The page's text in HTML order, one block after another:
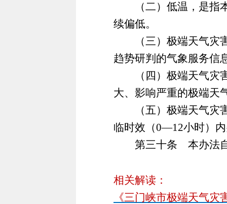
（二）低温，是指本
续偏低。
（三）极端天气灾害
趋势研判的气象服务信
（四）极端天气灾害
大、影响严重的极端天
（五）极端天气灾害
临时效（0—12小时）
第三十条 本办法自
相关解读：
《三门峡市极端天气